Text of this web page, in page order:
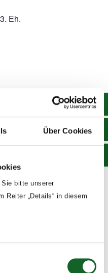
Über Cookies
bitte unserer
Reiter „Details“ in diesem
Eh.